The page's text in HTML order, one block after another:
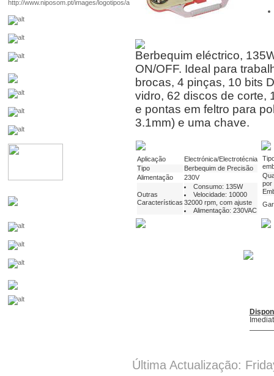
Berbequim eléctrico,
ON/OFF. Ideal para
brocas, 4 pinças, 10 bits
vidro, 62 discos de corte,
e pontas em feltro para
3.1mm) e uma chave.
Aplicação
Electrónica/Electrotécnia
Tipo
Berbequim de Precisão
Alimentação
230V
Outras
Características
Consumo: 135W
Velocidade: 10000
32000 rpm, com ajuste
Alimentação: 230VAC
por
Última Actualização: